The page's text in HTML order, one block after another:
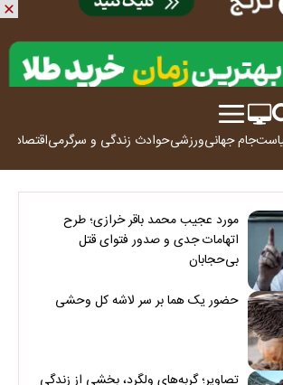
جام جهانیورزشیحوادث زندگی و سرگرمیاقتصاد
مورد عجیب محمد باقر خرازی؛ طرح
اتهامات جدی و صدور فتوای قتل
بی‌حجابان
حضور یک هما بر سر لاشه‌ کل وحشی
تصاویر؛ گربه‌های ولگرد، بخشی از زندگی